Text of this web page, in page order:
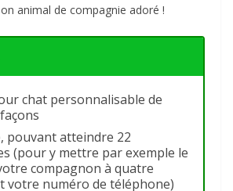
animal de compagnie adoré !
chat personnalisable de
pouvant atteindre 22
(pour y mettre par exemple le
compagnon à quatre
votre numéro de téléphone)